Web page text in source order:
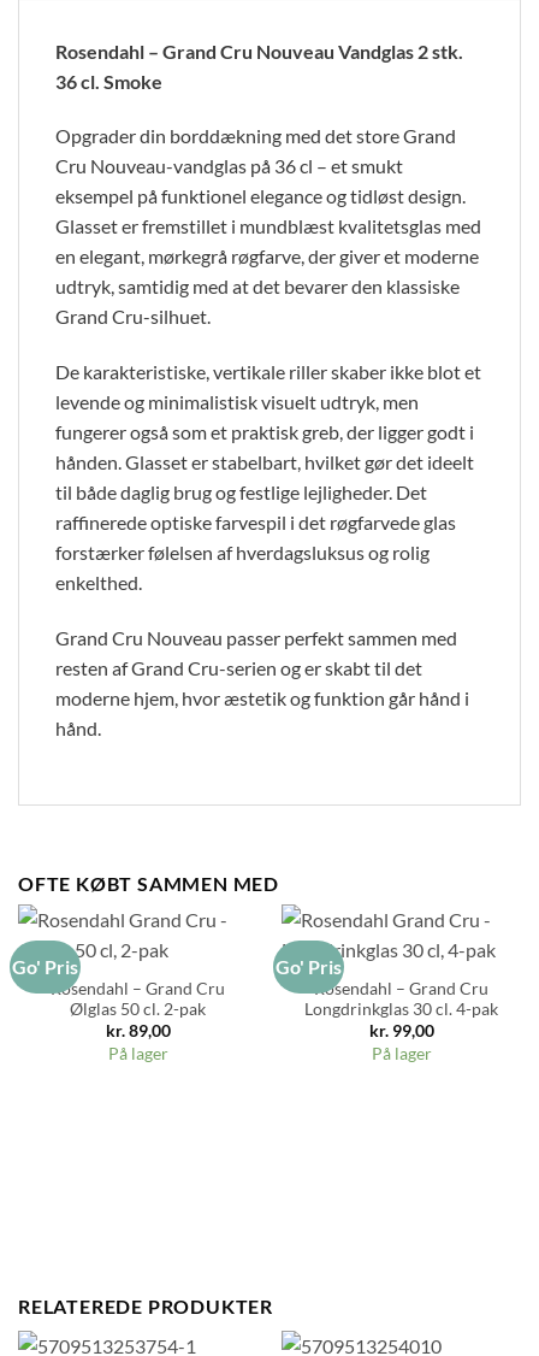
Rosendahl – Grand Cru Nouveau Vandglas 2 stk.
36 cl. Smoke
Opgrader din borddækning med det store Grand
Cru Nouveau-vandglas på 36 cl – et smukt
eksempel på funktionel elegance og tidløst design.
Glasset er fremstillet i mundblæst kvalitetsglas med
en elegant, mørkegrå røgfarve, der giver et moderne
udtryk, samtidig med at det bevarer den klassiske
Grand Cru-silhuet.
De karakteristiske, vertikale riller skaber ikke blot et
levende og minimalistisk visuelt udtryk, men
fungerer også som et praktisk greb, der ligger godt i
hånden. Glasset er stabelbart, hvilket gør det ideelt
til både daglig brug og festlige lejligheder. Det
raffinerede optiske farvespil i det røgfarvede glas
forstærker følelsen af hverdagsluksus og rolig
enkelthed.
Grand Cru Nouveau passer perfekt sammen med
resten af Grand Cru-serien og er skabt til det
moderne hjem, hvor æstetik og funktion går hånd i
hånd.
OFTE KØBT SAMMEN MED
Go' Pris
Rosendahl – Grand Cru
Ølglas 50 cl. 2-pak
kr.89,00
På lager
Go' Pris
Rosendahl – Grand Cru
Longdrinkglas 30 cl. 4-pak
kr.99,00
På lager
RELATEREDE PRODUKTER